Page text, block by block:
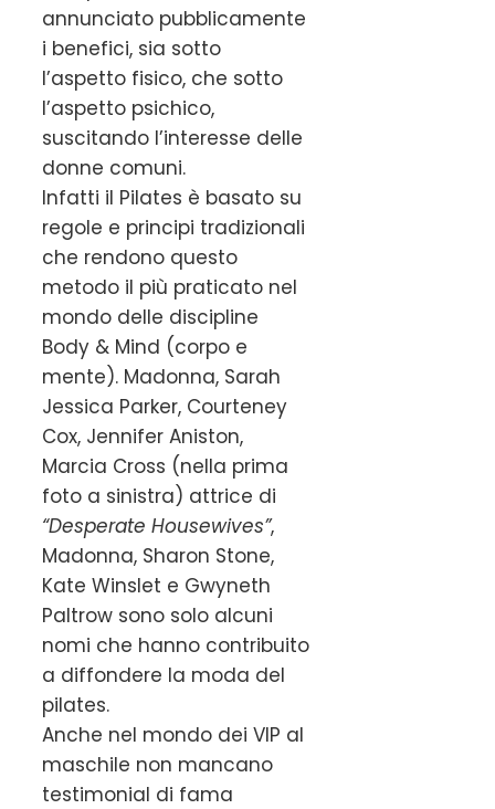
annunciato pubblicamente
i benefici, sia sotto
l’aspetto fisico, che sotto
l’aspetto psichico,
suscitando l’interesse delle
donne comuni.
Infatti il Pilates è basato su
regole e principi tradizionali
che rendono questo
metodo il più praticato nel
mondo delle discipline
Body & Mind (corpo e
mente). Madonna, Sarah
Jessica Parker, Courteney
Cox, Jennifer Aniston,
Marcia Cross (nella prima
foto a sinistra) attrice di
“Desperate Housewives”,
Madonna, Sharon Stone,
Kate Winslet e Gwyneth
Paltrow sono solo alcuni
nomi che hanno contribuito
a diffondere la moda del
pilates.
Anche nel mondo dei VIP al
maschile non mancano
testimonial di fama